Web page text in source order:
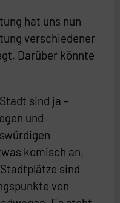
hat uns nun
verschiedener
Darüber könnte
sind ja –
und
komisch an,
sind
von